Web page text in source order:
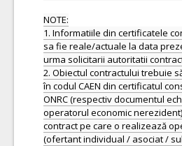
NOTE:
1. Informatiile din certificatele
sa fie reale/actuale la data
urma solicitarii autoritatii
2. Obiectul contractului trebuie
în codul CAEN din certificatul
ONRC (respectiv documentul
operatorul economic
contract pe care o realizează
(ofertant individual / asociat /